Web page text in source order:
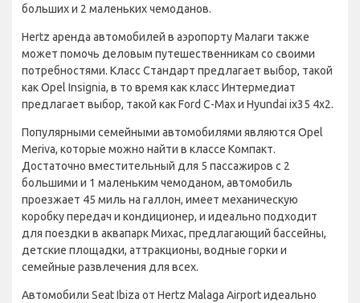
больших и 2 маленьких чемоданов.
Hertz аренда автомобилей в аэропорту Малаги также
может помочь деловым путешественникам со своими
потребностями. Класс Стандарт предлагает выбор, такой
как Opel Insignia, в то время как класс Интермедиат
предлагает выбор, такой как Ford C-Max и Hyundai ix35 4x2.
Популярными семейными автомобилями являются Opel
Meriva, которые можно найти в классе Компакт.
Достаточно вместительный для 5 пассажиров с 2
большими и 1 маленьким чемоданом, автомобиль
проезжает 45 миль на галлон, имеет механическую
коробку передач и кондиционер, и идеально подходит
для поездки в аквапарк Михас, предлагающий бассейны,
детские площадки, аттракционы, водные горки и
семейные развлечения для всех.
Автомобили Seat Ibiza от Hertz Malaga Airport идеально